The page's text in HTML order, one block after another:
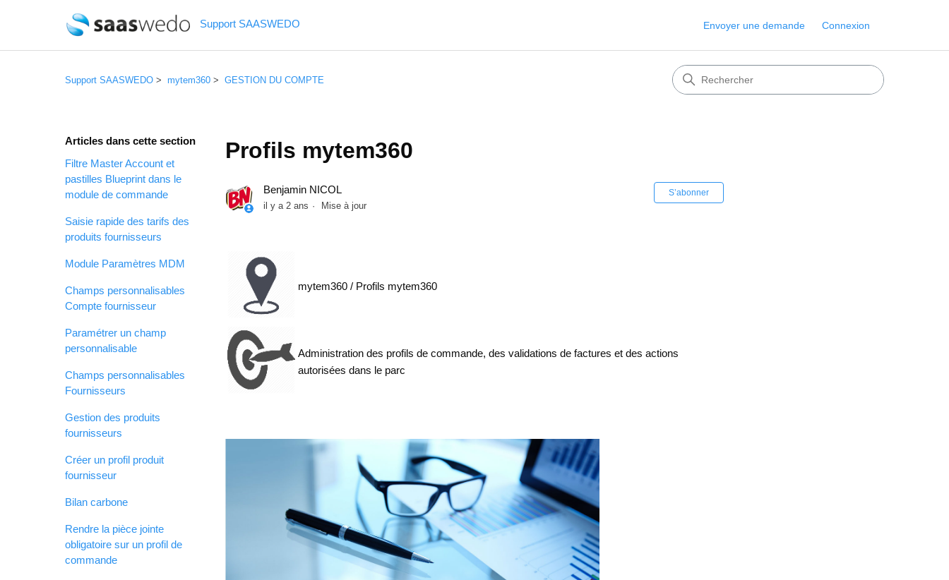
Support SAASWEDO Envoyer une demande Connexion
Support SAASWEDO mytem360 GESTION DU COMPTE
Articles dans cette section
Filtre Master Account et
pastilles Blueprint dans le
module de commande
Saisie rapide des tarifs des
produits fournisseurs
Module Paramètres MDM
Champs personnalisables
Compte fournisseur
Paramétrer un champ
personnalisable
Champs personnalisables
Fournisseurs
Gestion des produits
fournisseurs
Créer un profil produit
fournisseur
Bilan carbone
Rendre la pièce jointe
obligatoire sur un profil de
commande
Profils mytem360
Benjamin NICOL
il y a 2 ans Mise à jour
S’abonner
mytem360 / Profils mytem360
Administration des profils de commande, des validations de factures et des actions
autorisées dans le parc